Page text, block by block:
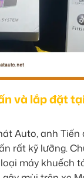
và lắp đặt
Auto, anh Tiến
rất kỹ lưỡng.
máy khuếch